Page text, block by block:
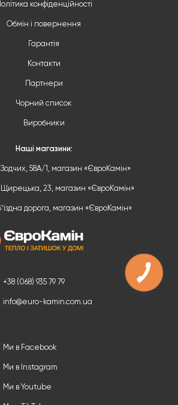
+38 (068) 935 79 79
info@euro-kamin.com.ua
Ми в Facebook
Ми в Instagram
Ми в Youtube
Політика конфіденційності
Обмін і повернення
Гарантія
Контакти
Партнери
Чорний список
Виробники
Наші магазини:
Зодчих, 58А/1, магазин «ЄвроКамін»
Щирецька, 23, магазин «ЄвроКамін»
дорога, магазин «ЄвроКамін»
КНОПКА
ЗВ'ЯЗКУ